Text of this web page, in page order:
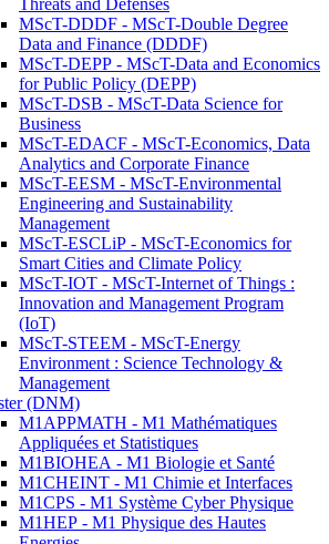
Threats and Defenses
MScT-DDDF - MScT-Double Degree
Data and Finance (DDDF)
MScT-DEPP - MScT-Data and Economics
for Public Policy (DEPP)
MScT-DSB - MScT-Data Science for
Business
MScT-EDACF - MScT-Economics, Data
Analytics and Corporate Finance
MScT-EESM - MScT-Environmental
Engineering and Sustainability
Management
MScT-ESCLiP - MScT-Economics for
Smart Cities and Climate Policy
MScT-IOT - MScT-Internet of Things :
Innovation and Management Program
(IoT)
MScT-STEEM - MScT-Energy
Environment : Science Technology &
Management
(DNM)
M1APPMATH - M1 Mathématiques
Appliquées et Statistiques
M1BIOHEA - M1 Biologie et Santé
M1CHEINT - M1 Chimie et Interfaces
M1CPS - M1 Système Cyber Physique
M1HEP - M1 Physique des Hautes